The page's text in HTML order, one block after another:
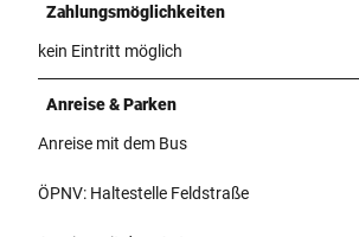
Zahlungsmöglichkeiten
kein Eintritt möglich
Anreise & Parken
Anreise mit dem Bus
ÖPNV: Haltestelle Feldstraße